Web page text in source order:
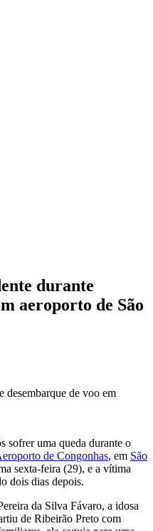
durante
aeroporto de São
sofrer uma queda durante o
de Congonhas, em São
sexta-feira (29), e a vítima
dois dias depois.
da Silva Fávaro, a idosa
de Ribeirão Preto com